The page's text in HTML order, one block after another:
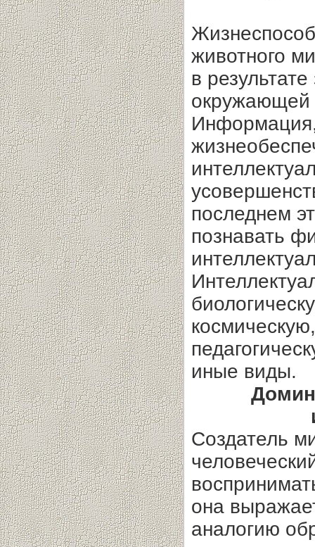
животного
в
окружающей
последнем
познавать
иные виды.
Создатель
она
аналогию